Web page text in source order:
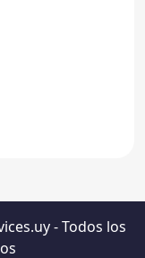
- Todos los